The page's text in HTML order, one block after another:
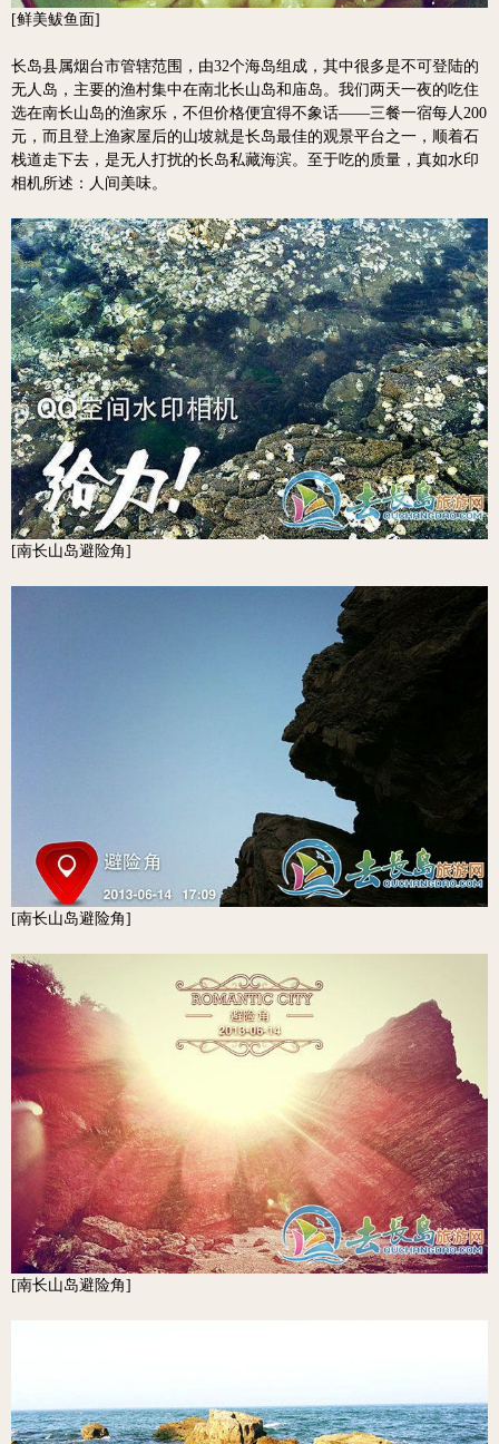
[鲜美鲅鱼面]
长岛县属烟台市管辖范围，由32个海岛组成，其中很多是不可登陆的
无人岛，主要的渔村集中在南北长山岛和庙岛。我们两天一夜的吃住
选在南长山岛的渔家乐，不但价格便宜得不象话——三餐一宿每人200
元，而且登上渔家屋后的山坡就是长岛最佳的观景平台之一，顺着石
栈道走下去，是无人打扰的长岛私藏海滨。至于吃的质量，真如水印
相机所述：人间美味。
[南长山岛避险角]
[南长山岛避险角]
[南长山岛避险角]